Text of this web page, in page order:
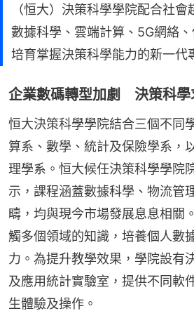
（恒大）決策科學學院配合社
數據科學、雲端計算、5G網絡
培育掌握決策科學能力的新一代
企業數碼轉型加劇 決策科學
恒大決策科學學院結合三個不同
算系、數學、統計及保險學系，
理學系。恒大候任決策科學學院
示，課程涵蓋數據科學、物流管
疇，均與現今市場發展息息相關
觸多個領域的知識，培養個人數
力。為提升教學效果，學院設有
及應用統計實驗室，提供不同軟
生體驗及操作。